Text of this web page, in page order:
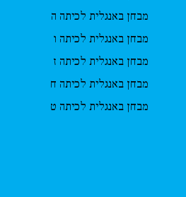
מבחן באנגלית לכיתה ה
מבחן באנגלית לכיתה ו
מבחן באנגלית לכיתה ז
מבחן באנגלית לכיתה ח
מבחן באנגלית לכיתה ט